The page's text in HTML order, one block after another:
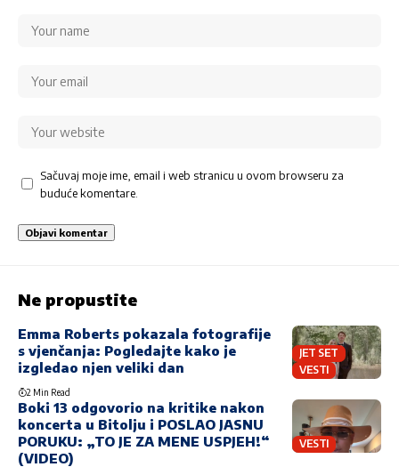
Sačuvaj moje ime, email i web stranicu u ovom browseru za
buduće komentare.
Ne propustite
JET SET
VESTI
Emma Roberts pokazala fotografije
s vjenčanja: Pogledajte kako je
izgledao njen veliki dan
2 Min Read
VESTI
Boki 13 odgovorio na kritike nakon
koncerta u Bitolju i POSLAO JASNU
PORUKU: „TO JE ZA MENE USPJEH!“
(VIDEO)